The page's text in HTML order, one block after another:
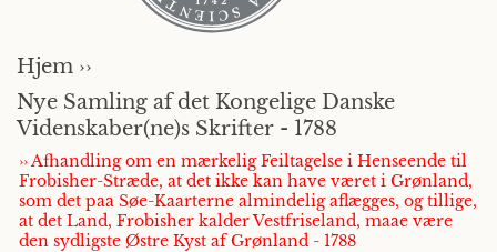
Hjem ››
Nye Samling af det Kongelige Danske
Videnskaber(ne)s Skrifter - 1788
›› Afhandling om en mærkelig Feiltagelse i Henseende til
Frobisher-Stræde, at det ikke kan have været i Grønland,
som det paa Søe-Kaarterne almindelig aflægges, og tillige,
at det Land, Frobisher kalder Vestfriseland, maae være
den sydligste Østre Kyst af Grønland - 1788